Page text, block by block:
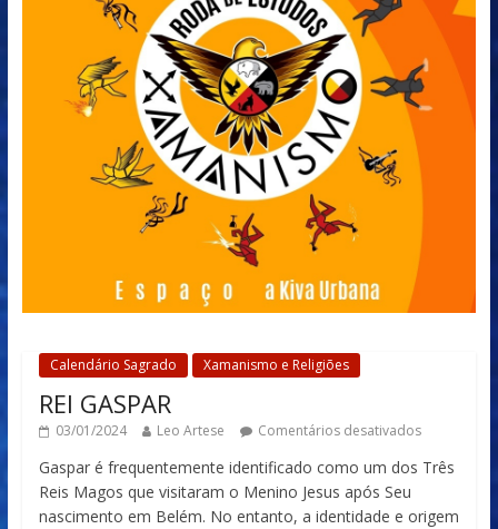
Calendário Sagrado Xamanismo e Religiões
REI GASPAR
03/01/2024 Leo Artese Comentários desativados
Gaspar é frequentemente identificado como um dos Três
Reis Magos que visitaram o Menino Jesus após Seu
nascimento em Belém. No entanto, a identidade e origem